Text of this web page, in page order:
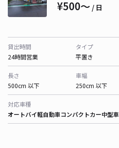
¥500〜 / 日
貸出時間
24時間営業
タイプ
平置き
長さ
500cm 以下
車幅
250cm 以下
対応車種
オートバイ軽自動車コンパクトカー中型車